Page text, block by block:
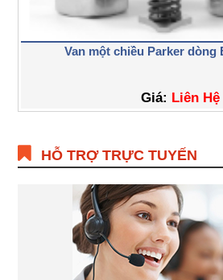
Van một chiều Parker dòng
Giá: Liên Hệ
HỖ TRỢ TRỰC TUYẾN